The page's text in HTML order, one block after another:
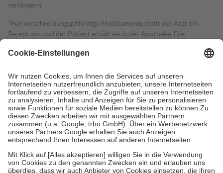
verlängern.
4Für verschreibungspflichtige Medikamente stellt der Arzt ein
Rezept aus und der Patient erhält sie in der Apotheke. Die
Kosten dafür, der Versicherte trägt einen Teil davon als Zuzahlung
Grundsätzlich leisten Mitglieder Zuzahlungen in Höhe von zehn
Prozent des Abgabepreises,mindestensjedochfünf Euround
höchstens zehn Euro.Es sind jedoch nie mehr als die tatsächlichen
Kosten der Leistung zu entrichten.
Diese Regeln gelten grundsätzlich auch für Online-Apotheken.
Bei Heilmitteln und häuslicher Krankenpflege beträgt die
Zuzahlung zehn Prozent der Kosten sowie zehn Euro je
Um das Engagement der Versicherten für ihre eigene Gesundheit zu
stärken und die besondere Stellung der Familie zu unterstützen,